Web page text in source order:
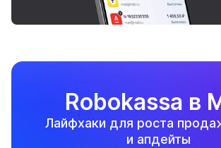
Robokassa в
Лайфхаки для роста
и апдейты